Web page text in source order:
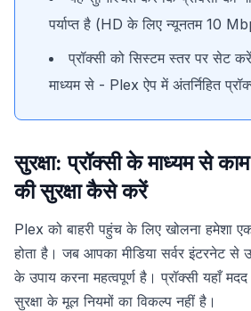
पर्याप्त है (HD के लिए न्यूनतम 10
प्रॉक्सी को सिस्टम स्तर पर सेट
माध्यम से - Plex ऐप में अंतर्निहित
सुरक्षा: प्रॉक्सी के माध्यम से
की सुरक्षा कैसे करें
Plex को बाहरी पहुंच के लिए खोलना हमेशा
होता है। जब आपका मीडिया सर्वर इंटरनेट से
के उपाय करना महत्वपूर्ण है। प्रॉक्सी यहाँ
सुरक्षा के मूल नियमों का विकल्प नहीं है।